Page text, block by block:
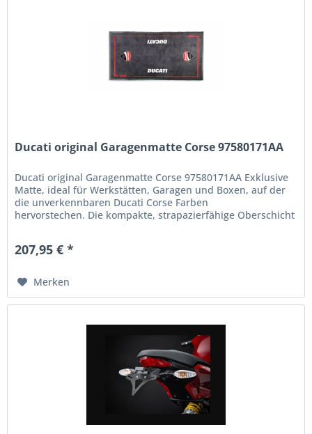
Ducati original Garagenmatte Corse 97580171AA
Ducati original Garagenmatte Corse 97580171AA Exklusive
Matte, ideal für Werkstätten, Garagen und Boxen, auf der
die unverkennbaren Ducati Corse Farben
hervorstechen. Die kompakte, strapazierfähige Oberschicht
207,95 € *
Merken